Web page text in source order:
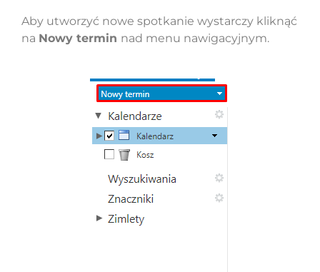
Aby utworzyć nowe spotkanie wystarczy kliknąć
na Nowy termin nad menu nawigacyjnym.